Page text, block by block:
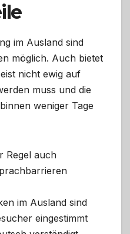
im Ausland sind
möglich. Auch bietet
nicht ewig auf
muss und die
weniger Tage
Regel auch
im Ausland sind
eingestimmt